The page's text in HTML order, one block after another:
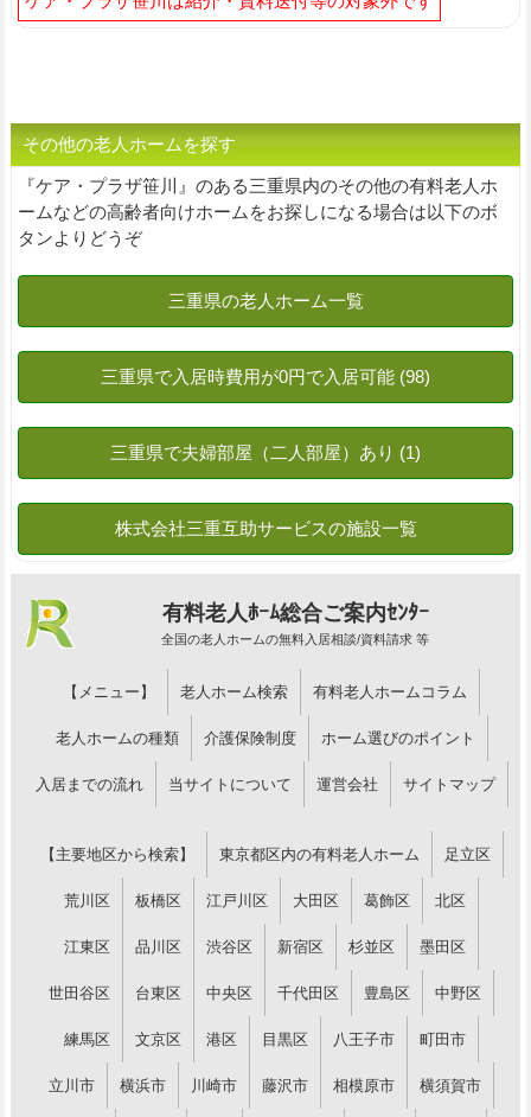
その他の老人ホームを探す
『ケア・プラザ笹川』のある三重県内のその他の有料老人ホ
ームなどの高齢者向けホームをお探しになる場合は以下のボ
タンよりどうぞ
有料老人ﾎｰﾑ総合ご案内ｾﾝﾀｰ
全国の老人ホームの無料入居相談/資料請求 等
【メニュー】 老人ホーム検索 有料老人ホームコラム
老人ホームの種類 介護保険制度 ホーム選びのポイント
入居までの流れ 当サイトについて 運営会社 サイトマップ
【主要地区から検索】 東京都区内の有料老人ホーム 足立区
荒川区 板橋区 江戸川区 大田区 葛飾区 北区
江東区 品川区 渋谷区 新宿区 杉並区 墨田区
世田谷区 台東区 中央区 千代田区 豊島区 中野区
練馬区 文京区 港区 目黒区 八王子市 町田市
立川市 横浜市 川崎市 藤沢市 相模原市 横須賀市